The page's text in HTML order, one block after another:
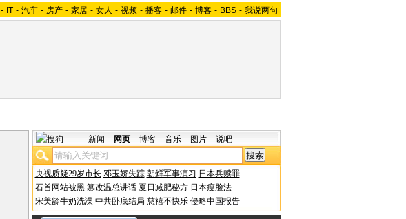
- IT - 汽车 - 房产 - 家居 - 女人 - 视频 - 播客 - 邮件 - 博客 - BBS - 我说两句
新闻 网页 博客 音乐 图片 说吧
央视质疑29岁市长 邓玉娇失踪 朝鲜军事演习 日本兵赎罪
石首网站被黑 篡改温总讲话 夏日减肥秘方 日本瘦脸法
宋美龄牛奶洗澡 中共卧底结局 慈禧不快乐 侵略中国报告